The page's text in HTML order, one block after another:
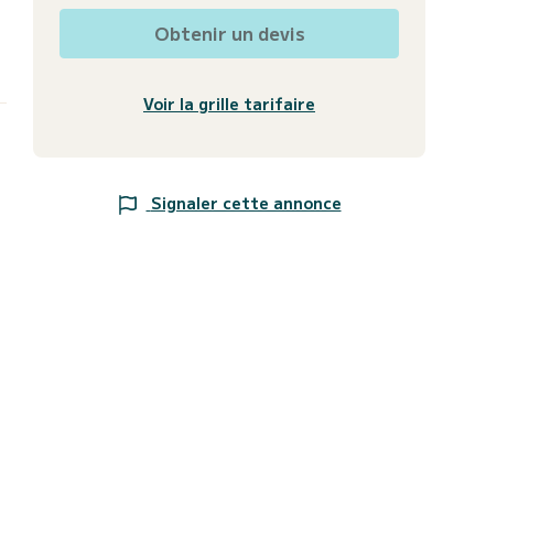
Obtenir un devis
Voir la grille tarifaire
Signaler cette annonce